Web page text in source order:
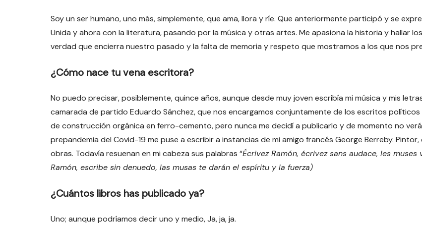
Soy un ser humano, uno más, simplemente, que ama, llora y ríe. Que anteriormente participó y se
Unida y ahora con la literatura, pasando por la música y otras artes. Me apasiona la historia y hallar
verdad que encierra nuestro pasado y la falta de memoria y respeto que mostramos a los que nos
¿Cómo nace tu vena escritora?
No puedo precisar, posiblemente, quince años, aunque desde muy joven escribía mi música y mis
camarada de partido Eduardo Sánchez, que nos encargamos conjuntamente de los escritos
de construcción orgánica en ferro-cemento, pero nunca me decidí a publicarlo y de momento no
prepandemia del Covid-19 me puse a escribir a instancias de mi amigo francés George Berreby.
obras. Todavía resuenan en mi cabeza sus palabras “Écrivez Ramón, écrivez sans audace, les
Ramón, escribe sin denuedo, las musas te darán el espíritu y la fuerza)
¿Cuántos libros has publicado ya?
Uno; aunque podríamos decir uno y medio, Ja, ja, ja.